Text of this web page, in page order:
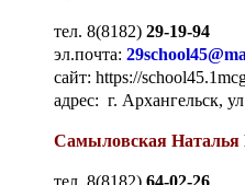
тел. 8(8182) 29-19-94
эл.почта:
сайт: https://
адрес: г. Архангельск,
Самыловская Наталья
тел. 8(8182) 64-02-26